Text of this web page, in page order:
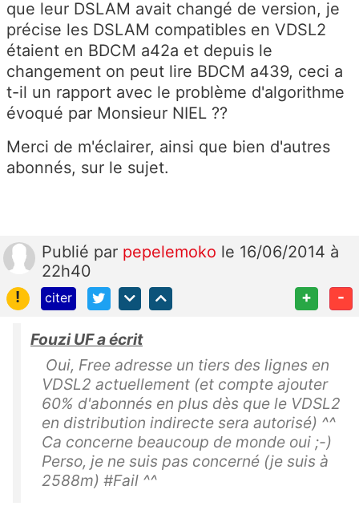
que leur DSLAM avait changé de version, je
précise les DSLAM compatibles en VDSL2
étaient en BDCM a42a et depuis le
changement on peut lire BDCM a439, ceci a
t-il un rapport avec le problème d'algorithme
évoqué par Monsieur NIEL ??
Merci de m'éclairer, ainsi que bien d'autres
abonnés, sur le sujet.
Publié par pepelemoko le 16/06/2014 à
22h40
!
citer + -
Fouzi UF a écrit
Oui, Free adresse un tiers des lignes en
VDSL2 actuellement (et compte ajouter
60% d'abonnés en plus dès que le VDSL2
en distribution indirecte sera autorisé) ^^
Ca concerne beaucoup de monde oui ;-)
Perso, je ne suis pas concerné (je suis à
2588m) #Fail ^^